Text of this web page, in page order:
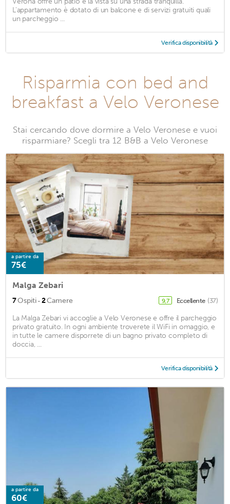
L'appartamento è dotato di un balcone e di servizi gratuiti quali
un parcheggio ...
Verifica disponibilità
Risparmia con bed and
breakfast a Velo Veronese
Stai cercando dove dormire a Velo Veronese e vuoi
risparmiare? Scegli tra 12 B&B a Velo Veronese
a partire da
75€
Malga Zebari
7Ospiti · 2Camere 9,7 Eccellente (37)
La Malga Zebari vi accoglie a Velo Veronese e offre il parcheggio
privato gratuito. In ogni ambiente troverete il WiFi in omaggio, e
in tutte le camere disporrete di un bagno privato completo di
doccia, ...
Verifica disponibilità
a partire da
60€